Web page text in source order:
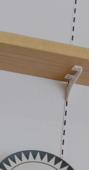
Panneau de gestion